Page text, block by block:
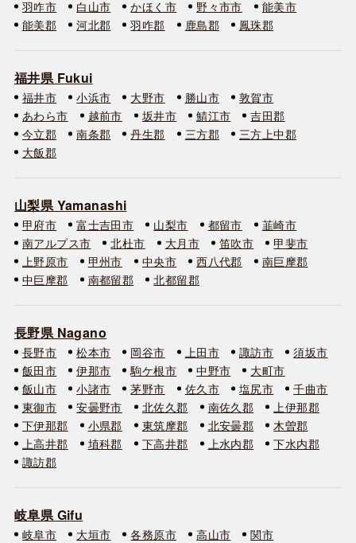
羽咋市 白山市 かほく市 野々市市
能美市
能美郡
河北郡 羽咋郡 鹿島郡 鳳珠郡
福井県 Fukui
福井市 小浜市 大野市 勝山市
敦賀市
あわら市
越前市 坂井市 鯖江市
吉田郡
今立郡
南条郡 丹生郡 三方郡
三方上中郡
大飯郡
山梨県 Yamanashi
甲府市 富士吉田市 山梨市 都留市
韮崎市
南アルプス市
北杜市 大月市 笛吹市
甲斐市
上野原市
甲州市 中央市 西八代郡
南巨摩郡
中巨摩郡
南都留郡 北都留郡
長野県 Nagano
長野市 松本市 岡谷市 上田市 諏訪市
須坂市
飯田市
伊那市 駒ケ根市 中野市
大町市
飯山市
小諸市 茅野市 佐久市 塩尻市
千曲市
東御市
安曇野市 北佐久郡 南佐久郡
上伊那郡
下伊那郡
小県郡 東筑摩郡 北安曇郡
木曽郡
上高井郡
埴科郡 下高井郡 上水内郡
下水内郡
諏訪郡
岐阜県 Gifu
岐阜市 大垣市 各務原市 高山市
関市